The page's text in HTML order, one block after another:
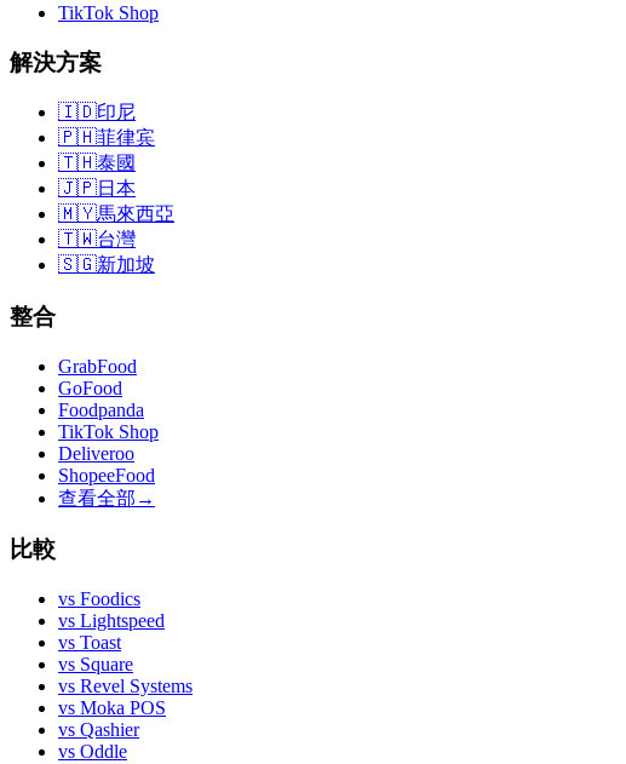
TikTok Shop
解決方案
🇮🇩印尼
🇵🇭菲律宾
🇹🇭泰國
🇯🇵日本
🇲🇾馬來西亞
🇹🇼台灣
🇸🇬新加坡
整合
GrabFood
GoFood
Foodpanda
TikTok Shop
Deliveroo
ShopeeFood
查看全部 →
比較
vs Foodics
vs Lightspeed
vs Toast
vs Square
vs Revel Systems
vs Moka POS
vs Qashier
vs Oddle